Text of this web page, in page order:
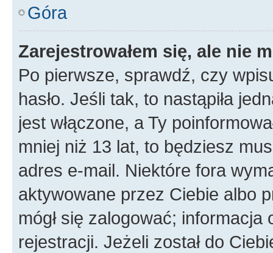
Góra
Zarejestrowałem się, ale nie
Po pierwsze, sprawdź, czy
hasło. Jeśli tak, to nastąpiła
jest włączone, a Ty
mniej niż 13 lat, to będziesz
adres e-mail. Niektóre fora
aktywowane przez Ciebie albo
mógł się zalogować;
rejestracji. Jeżeli został do